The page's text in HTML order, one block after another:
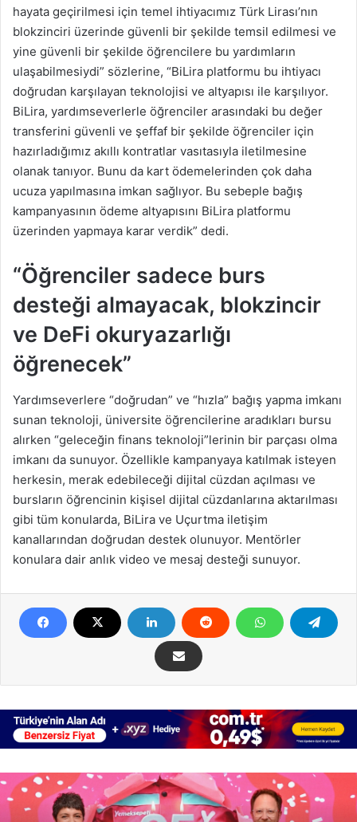
hayata geçirilmesi için temel ihtiyacımız Türk Lirası’nın
blokzinciri üzerinde güvenli bir şekilde temsil edilmesi ve
yine güvenli bir şekilde öğrencilere bu yardımların
ulaşabilmesiydi” sözlerine, “BiLira platformu bu ihtiyacı
doğrudan karşılayan teknolojisi ve altyapısı ile karşılıyor.
BiLira, yardımseverlerle öğrenciler arasındaki bu değer
transferini güvenli ve şeffaf bir şekilde öğrenciler için
hazırladığımız akıllı kontratlar vasıtasıyla iletilmesine
olanak tanıyor. Bunu da kart ödemelerinden çok daha
ucuza yapılmasına imkan sağlıyor. Bu sebeple bağış
kampanyasının ödeme altyapısını BiLira platformu
üzerinden yapmaya karar verdik” dedi.
“Öğrenciler sadece burs
desteği almayacak, blokzincir
ve DeFi okuryazarlığı
öğrenecek”
Yardımseverlere “doğrudan” ve “hızla” bağış yapma imkanı
sunan teknoloji, üniversite öğrencilerine aradıkları bursu
alırken “geleceğin finans teknoloji”lerinin bir parçası olma
imkanı da sunuyor. Özellikle kampanyaya katılmak isteyen
herkesin, merak edebileceği dijital cüzdan açılması ve
bursların öğrencinin kişisel dijital cüzdanlarına aktarılması
gibi tüm konularda, BiLira ve Uçurtma iletişim
kanallarından doğrudan destek olunuyor. Mentörler
konulara dair anlık video ve mesaj desteği sunuyor.